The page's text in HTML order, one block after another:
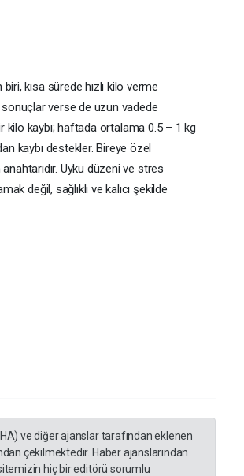
kısa sürede hızlı kilo verme
sonuçlar verse de uzun vadede
kilo kaybı; haftada ortalama 0.5 – 1 kg
kaybı destekler. Bireye özel
Uyku düzeni ve stres
değil, sağlıklı ve kalıcı şekilde
ve diğer ajanslar tarafından eklenen
çekilmektedir. Haber ajanslarından
hiç bir editörü sorumlu